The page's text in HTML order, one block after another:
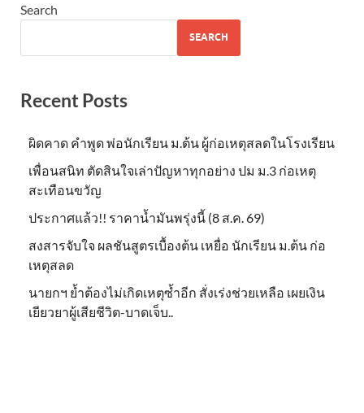
Search
SEARCH
Recent Posts
ผิดคาด คำพูด พ่อนักเรียน ม.ต้น ผู้ก่อเหตุสลดในโรงเรียน
เพื่อนสนิท ตัดสินใจเล่าปัญหาทุกอย่าง ปม ม.3 ก่อเหตุ
สะเทือนขวัญ
ประกาศแล้ว!! ราคาน้ำมันพรุ่งนี้ (8 ส.ค. 69)
สงสารจับใจ ผลชันสูตรเบื้องต้น เหยื่อ นักเรียน ม.ต้น ก่อ
เหตุสลด
นายกฯ ย้ำต้องไม่เกิดเหตุซ้ำอีก สั่งเร่งช่วยเหลือ เผยเงิน
เยียวยาผู้เสียชีวิต-บาดเจ็บ..